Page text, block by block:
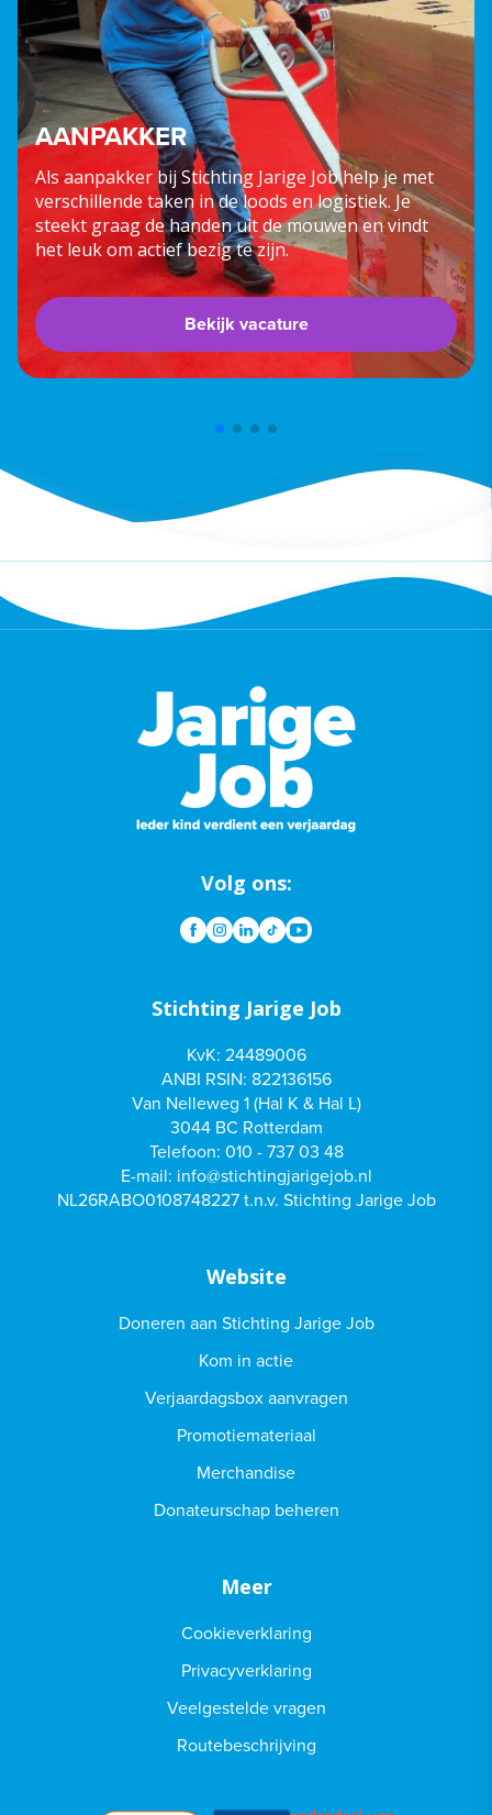
AANPAKKER
Als aanpakker bij Stichting Jarige Job help je met
verschillende taken in de loods en logistiek. Je
steekt graag de handen uit de mouwen en vindt
het leuk om actief bezig te zijn.
Bekijk vacature
Volg ons:
Stichting Jarige Job
KvK: 24489006
ANBI RSIN: 822136156
Van Nelleweg 1 (Hal K & Hal L)
3044 BC Rotterdam
Telefoon: 010 - 737 03 48
E-mail: info@stichtingjarigejob.nl
NL26RABO0108748227 t.n.v. Stichting Jarige Job
Website
Doneren aan Stichting Jarige Job
Kom in actie
Verjaardagsbox aanvragen
Promotiemateriaal
Merchandise
Donateurschap beheren
Meer
Cookieverklaring
Privacyverklaring
Veelgestelde vragen
Routebeschrijving